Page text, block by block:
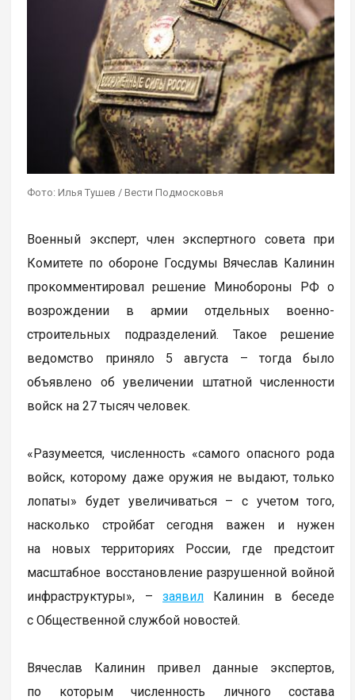
Фото: Илья Тушев / Вести Подмосковья
Военный эксперт, член экспертного совета при
Комитете по обороне Госдумы Вячеслав Калинин
прокомментировал решение Минобороны РФ о
возрождении в армии отдельных военно-
строительных подразделений. Такое решение
ведомство приняло 5 августа – тогда было
объявлено об увеличении штатной численности
войск на 27 тысяч человек.
«Разумеется, численность «самого опасного рода
войск, которому даже оружия не выдают, только
лопаты» будет увеличиваться – с учетом того,
насколько стройбат сегодня важен и нужен
на новых территориях России, где предстоит
масштабное восстановление разрушенной войной
инфраструктуры», –заявил Калинин в беседе
с Общественной службой новостей.
Вячеслав Калинин привел данные экспертов,
по которым численность личного состава